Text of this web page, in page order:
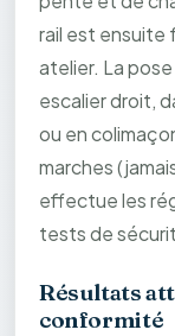
rail est ensuite
atelier. La
escalier droit,
ou en
marches
effectue les
tests de
Résultats
conformité